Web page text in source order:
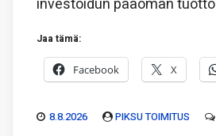
investoidun pääoman tuotto
Jaa tämä:
Facebook X
8.8.2026 PIKSU TOIMITUS